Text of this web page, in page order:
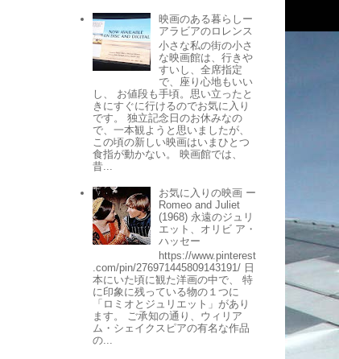
映画のある暮らしー
アラビアのロレンス
小さな私の街の小さ
な映画館は、行きや
すいし、全席指定
で、座り心地もいい
し、 お値段も手頃。思い立ったと
きにすぐに行けるのでお気に入り
です。 独立記念日のお休みなの
で、一本観ようと思いましたが、
この頃の新しい映画はいまひとつ
食指が動かない。 映画館では、
昔...
お気に入りの映画 ー
Romeo and Juliet
(1968) 永遠のジュリ
エット、オリビ ア・
ハッセー
https://www.pinterest
.com/pin/276971445809143191/ 日
本にいた頃に観た洋画の中で、 特
に印象に残っている物の１つに
「ロミオとジュリエット」があり
ます。 ご承知の通り、ウィリア
ム・シェイクスピアの有名な作品
の...